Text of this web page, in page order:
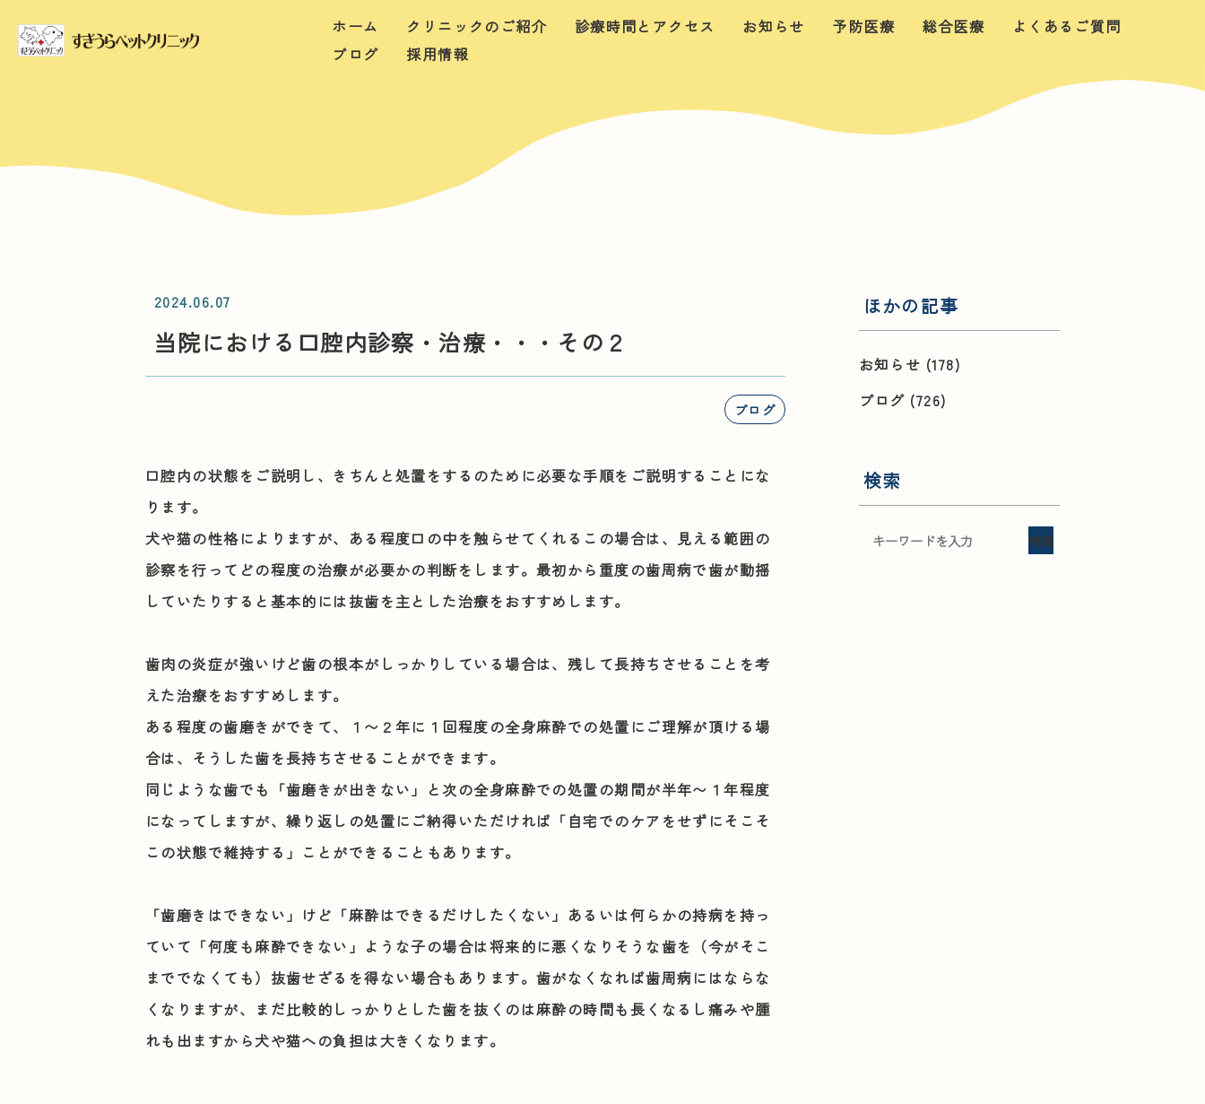
ホーム クリニックのご紹介 診療時間とアクセス お知らせ 予防医療 総合医療
よくあるご質問
ブログ
採用情報
2024.06.07
当院における口腔内診察・治療・・・その２
ブログ
口腔内の状態をご説明し、きちんと処置をするのために必要な手順をご説明することにな
ります。
犬や猫の性格によりますが、ある程度口の中を触らせてくれるこの場合は、見える範囲の
診察を行ってどの程度の治療が必要かの判断をします。最初から重度の歯周病で歯が動揺
していたりすると基本的には抜歯を主とした治療をおすすめします。
歯肉の炎症が強いけど歯の根本がしっかりしている場合は、残して長持ちさせることを考
えた治療をおすすめします。
ある程度の歯磨きができて、１〜２年に１回程度の全身麻酔での処置にご理解が頂ける場
合は、そうした歯を長持ちさせることができます。
同じような歯でも「歯磨きが出きない」と次の全身麻酔での処置の期間が半年〜１年程度
になってしますが、繰り返しの処置にご納得いただければ「自宅でのケアをせずにそこそ
この状態で維持する」ことができることもあります。
「歯磨きはできない」けど「麻酔はできるだけしたくない」あるいは何らかの持病を持っ
ていて「何度も麻酔できない」ような子の場合は将来的に悪くなりそうな歯を（今がそこ
まででなくても）抜歯せざるを得ない場合もあります。歯がなくなれば歯周病にはならな
くなりますが、まだ比較的しっかりとした歯を抜くのは麻酔の時間も長くなるし痛みや腫
れも出ますから犬や猫への負担は大きくなります。
ほかの記事
お知らせ (178)
ブログ (726)
検索
検索